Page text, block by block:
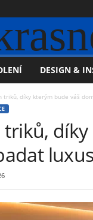
DESIGN &
triků, díky kterým bude váš
triků,